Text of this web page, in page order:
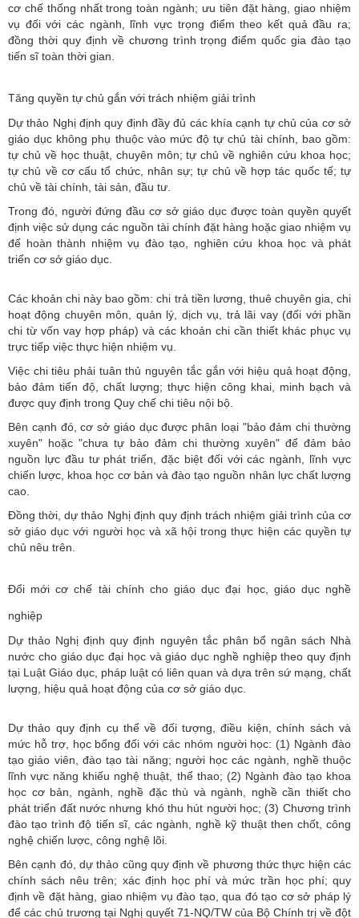
cơ chế thống nhất trong toàn ngành; ưu tiên đặt hàng, giao nhiệm
vụ đối với các ngành, lĩnh vực trọng điểm theo kết quả đầu ra;
đồng thời quy định về chương trình trọng điểm quốc gia đào tạo
tiến sĩ toàn thời gian.
Tăng quyền tự chủ gắn với trách nhiệm giải trình
Dự thảo Nghị định quy định đầy đủ các khía cạnh tự chủ của cơ sở
giáo dục không phụ thuộc vào mức độ tự chủ tài chính, bao gồm:
tự chủ về học thuật, chuyên môn; tự chủ về nghiên cứu khoa học;
tự chủ về cơ cấu tổ chức, nhân sự; tự chủ về hợp tác quốc tế; tự
chủ về tài chính, tài sản, đầu tư.
Trong đó, người đứng đầu cơ sở giáo dục được toàn quyền quyết
định việc sử dụng các nguồn tài chính đặt hàng hoặc giao nhiệm vụ
để hoàn thành nhiệm vụ đào tạo, nghiên cứu khoa học và phát
triển cơ sở giáo dục.
Các khoản chi này bao gồm: chi trả tiền lương, thuê chuyên gia, chi
hoạt động chuyên môn, quản lý, dịch vụ, trả lãi vay (đối với phần
chi từ vốn vay hợp pháp) và các khoản chi cần thiết khác phục vụ
trực tiếp việc thực hiện nhiệm vụ.
Việc chi tiêu phải tuân thủ nguyên tắc gắn với hiệu quả hoạt động,
bảo đảm tiến độ, chất lượng; thực hiện công khai, minh bạch và
được quy định trong Quy chế chi tiêu nội bộ.
Bên cạnh đó, cơ sở giáo dục được phân loại "bảo đảm chi thường
xuyên" hoặc "chưa tự bảo đảm chi thường xuyên" để đảm bảo
nguồn lực đầu tư phát triển, đặc biệt đối với các ngành, lĩnh vực
chiến lược, khoa học cơ bản và đào tạo nguồn nhân lực chất lượng
cao.
Đồng thời, dự thảo Nghị định quy định trách nhiệm giải trình của cơ
sở giáo dục với người học và xã hội trong thực hiện các quyền tự
chủ nêu trên.
Đổi mới cơ chế tài chính cho giáo dục đại học, giáo dục nghề
nghiệp
Dự thảo Nghị định quy định nguyên tắc phân bổ ngân sách Nhà
nước cho giáo dục đại học và giáo dục nghề nghiệp theo quy định
tại Luật Giáo dục, pháp luật có liên quan và dựa trên sứ mạng, chất
lượng, hiệu quả hoạt động của cơ sở giáo dục.
Dự thảo quy định cụ thể về đối tượng, điều kiện, chính sách và
mức hỗ trợ, học bổng đối với các nhóm người học: (1) Ngành đào
tạo giáo viên, đào tạo tài năng; người học các ngành, nghề thuộc
lĩnh vực năng khiếu nghệ thuật, thể thao; (2) Ngành đào tạo khoa
học cơ bản, ngành, nghề đặc thù và ngành, nghề cần thiết cho
phát triển đất nước nhưng khó thu hút người học; (3) Chương trình
đào tạo trình độ tiến sĩ, các ngành, nghề kỹ thuật then chốt, công
nghệ chiến lược, công nghệ lõi.
Bên cạnh đó, dự thảo cũng quy định về phương thức thực hiện các
chính sách nêu trên; xác định học phí và mức trần học phí; quy
định về đặt hàng, giao nhiệm vụ đào tạo, qua đó tạo cơ sở pháp lý
để các chủ trương tại Nghị quyết 71-NQ/TW của Bộ Chính trị về đột